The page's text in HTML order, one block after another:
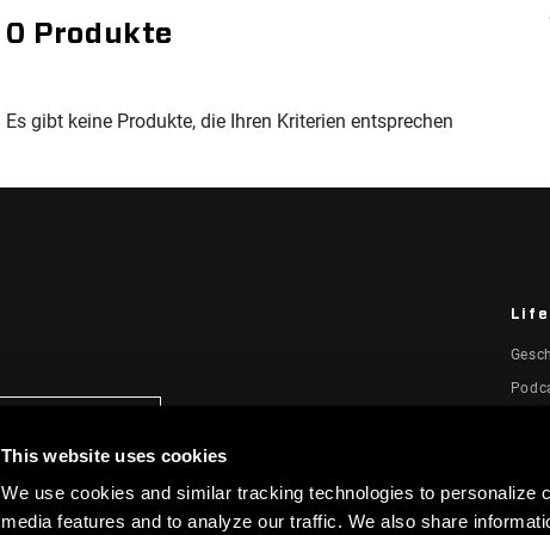
This website uses cookies
We use cookies and similar tracking technologies to personalize
media features and to analyze our traffic. We also share
0 Produkte
Es gibt keine Produkte, die Ihren Kriterien entsprechen
Life